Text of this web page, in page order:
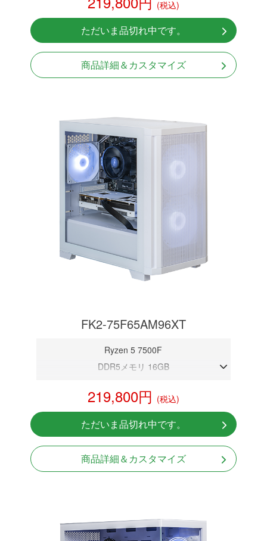
NVMeSSD 1TB
Windows11 Home 64bit
(税込)
ただいま品切れ中です。
商品詳細＆カスタマイズ
FK2-75F65AM96XT
Ryzen 5 7500F
DDR5メモリ 16GB
NVMeSSD 1TB
Windows11 Home 64bit
219,800円 (税込)
ただいま品切れ中です。
商品詳細＆カスタマイズ